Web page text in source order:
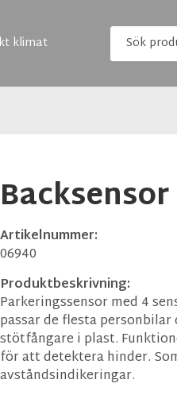
klimat
Artikelnummer:
06940
Produktbeskrivning:
Parkeringssensor med 4
passar de flesta
stötfångare i plast.
för att detektera hinder.
avståndsindikeringar.